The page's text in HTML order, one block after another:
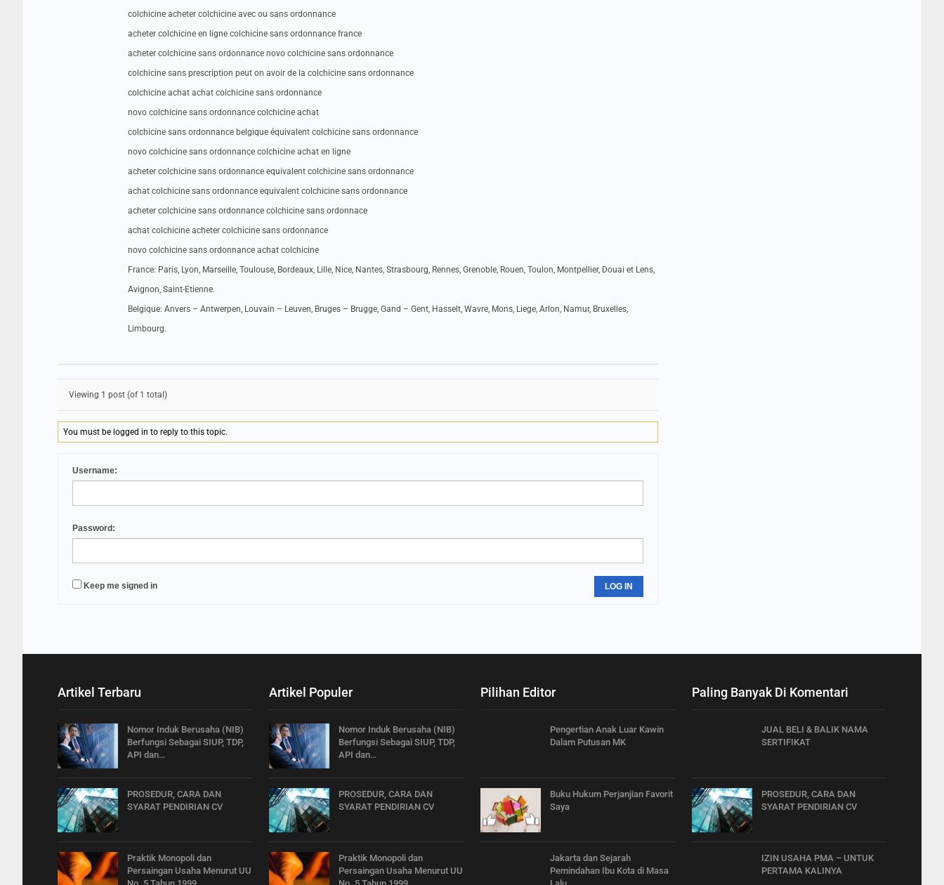
colchicine acheter colchicine avec ou sans ordonnance
acheter colchicine en ligne colchicine sans ordonnance france
acheter colchicine sans ordonnance novo colchicine sans ordonnance
colchicine sans prescription peut on avoir de la colchicine sans ordonnance
colchicine achat achat colchicine sans ordonnance
novo colchicine sans ordonnance colchicine achat
colchicine sans ordonnance belgique équivalent colchicine sans ordonnance
novo colchicine sans ordonnance colchicine achat en ligne
acheter colchicine sans ordonnance equivalent colchicine sans ordonnance
achat colchicine sans ordonnance equivalent colchicine sans ordonnance
acheter colchicine sans ordonnance colchicine sans ordonnace
achat colchicine acheter colchicine sans ordonnance
novo colchicine sans ordonnance achat colchicine
France: Paris, Lyon, Marseille, Toulouse, Bordeaux, Lille, Nice, Nantes, Strasbourg, Rennes, Grenoble, Rouen, Toulon, Montpellier, Douai et Lens,
Avignon, Saint-Etienne.
Belgique: Anvers – Antwerpen, Louvain – Leuven, Bruges – Brugge, Gand – Gent, Hasselt, Wavre, Mons, Liege, Arlon, Namur, Bruxelles,
Limbourg.
Viewing 1 post (of 1 total)
You must be logged in to reply to this topic.
Username:
Password:
Keep me signed in LOG IN
Artikel Terbaru
Nomor Induk Berusaha (NIB)
Berfungsi Sebagai SIUP, TDP,
API dan…
PROSEDUR, CARA DAN
SYARAT PENDIRIAN CV
Praktik Monopoli dan
Persaingan Usaha Menurut UU
Artikel Populer
Nomor Induk Berusaha (NIB)
Berfungsi Sebagai SIUP, TDP,
API dan…
PROSEDUR, CARA DAN
SYARAT PENDIRIAN CV
Praktik Monopoli dan
Persaingan Usaha Menurut UU
Pilihan Editor
Pengertian Anak Luar Kawin
Dalam Putusan MK
Buku Hukum Perjanjian Favorit
Saya
Jakarta dan Sejarah
Pemindahan Ibu Kota di Masa
Paling Banyak Di Komentari
JUAL BELI & BALIK NAMA
SERTIFIKAT
PROSEDUR, CARA DAN
SYARAT PENDIRIAN CV
IZIN USAHA PMA – UNTUK
PERTAMA KALINYA